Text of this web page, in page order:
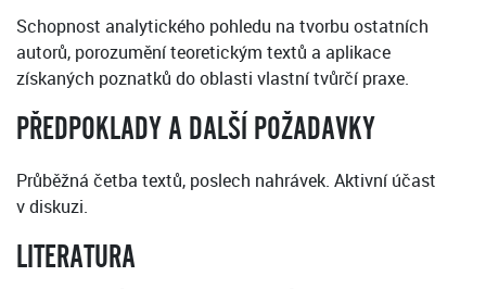
Schopnost analytického pohledu na tvorbu ostatních
autorů, porozumění teoretickým textů a aplikace
získaných poznatků do oblasti vlastní tvůrčí praxe.
PŘEDPOKLADY A DALŠÍ POŽADAVKY
Průběžná četba textů, poslech nahrávek. Aktivní účast
v diskuzi.
LITERATURA